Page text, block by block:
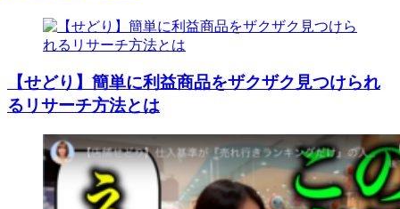
【せどり】簡単に利益商品をザクザク見つけられ
るリサーチ方法とは